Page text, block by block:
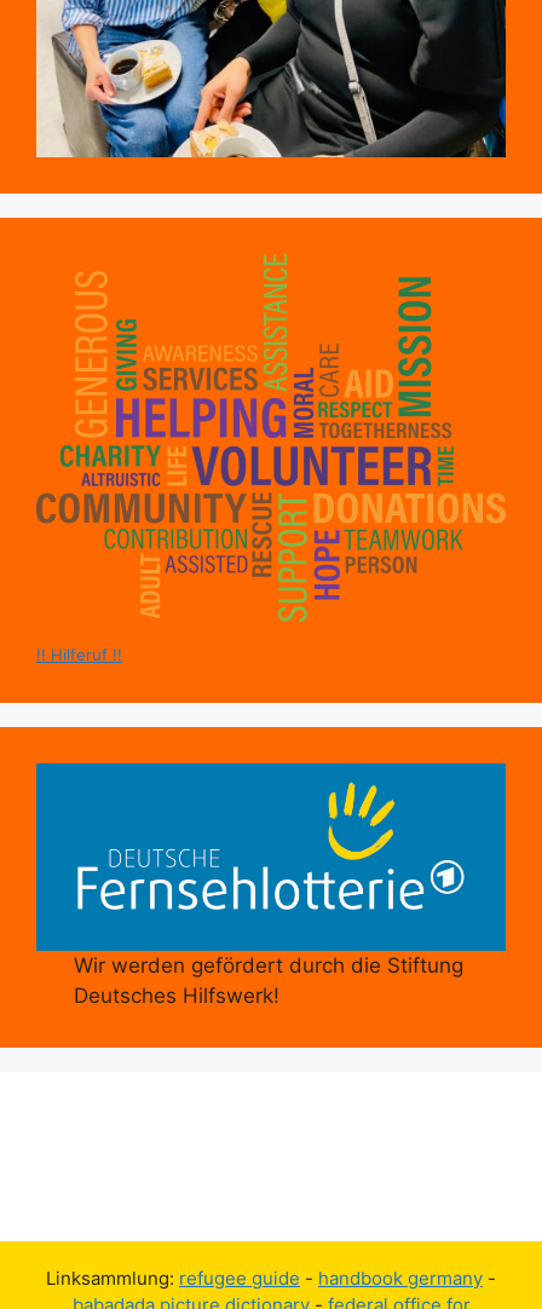
!! Hilferuf !!
Wir werden gefördert durch die Stiftung
Deutsches Hilfswerk!
Linksammlung: refugee guide - handbook germany -
babadada picture dictionary- federal office for